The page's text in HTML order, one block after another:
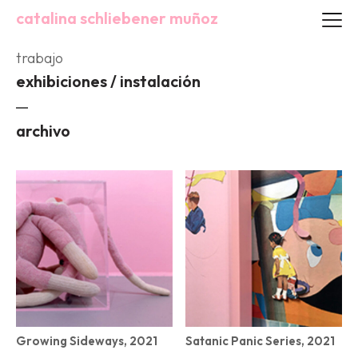
catalina schliebener muñoz
trabajo
exhibiciones / instalación
archivo
Growing Sideways, 2021 Satanic Panic Series, 2021